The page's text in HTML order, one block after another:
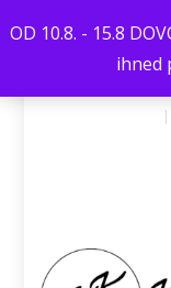
OD 10.8. - 15.8
ihned